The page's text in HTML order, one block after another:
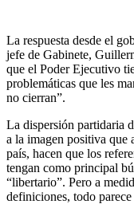
La respuesta desde el
jefe de Gabinete,
que el Poder Ejecutivo
problemáticas que les
no cierran”.
La dispersión partidaria
a la imagen positiva que
país, hacen que los
tengan como principal
“libertario”. Pero a
definiciones, todo parece